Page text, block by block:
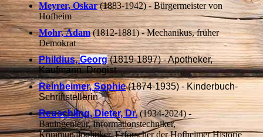
Meyrer, Oskar(1883-1942) - Bürgermeister von
Hofheim
Mohr, Adam(1812-1881) - Mechanikus, früher
Demokrat
Phildius,Georg(1819-1897) - Apotheker,
Kaufmann, Drogist
Reinheimer, Sophie(1874-1935) - Kinderbuch-
Schriftstellerin
Reuschling, Dieter, Dr.(1934-2024) -
Bauingenieur, Informationstechniker,
Kommunalpolitiker, Erforscher der Hofheimer Historie